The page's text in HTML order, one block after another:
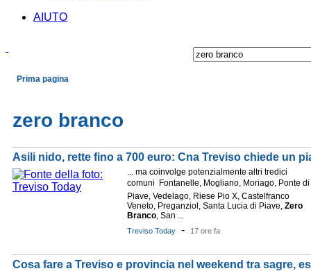
AIUTO
Prima pagina
zero branco
Asili nido, rette fino a 700 euro: Cna Treviso chiede un
... ma coinvolge potenzialmente altri tredici
comuni  Fontanelle, Mogliano, Moriago, Ponte di
Piave, Vedelago, Riese Pio X, Castelfranco
Veneto, Preganziol, Santa Lucia di Piave, Zero
Branco, San ...
Treviso Today - 17 ore fa
Cosa fare a Treviso e provincia nel weekend tra sagre,